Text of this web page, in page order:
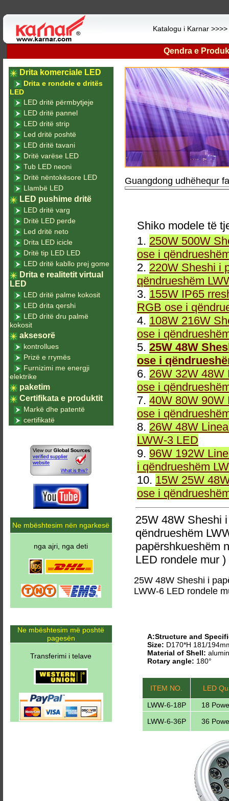
Katalogu i Karnar >>>>
Qendra e
Guangdong udhëhequr
Shiko modele të
1. 250W 500W
ose i
2. 220W Sheshi i
qëndrueshëm
3. 155W IP65
RGB ose i
4. 108W 216W
ose i
5. 25W 48W
ose i
6. 26W 32W 48W
ose i
7. 40W 80W 90W
ose i
8. 26W 48W
LWW-3 LED
9. 96W 192W
i qëndrueshëm
10. 15W 25W
ose i
25W 48W Sheshi
qëndrueshëm
papërshkueshëm
LED rondele mur )
25W 48W Sheshi i
LWW-6 LED rondele
A:Structure and
Size: D170*H 181/
Material of Shell:
Rotary angle: 180°
ITEM NO. LED
LWW-6-18P
18
LWW-6-36P
36
Drita komerciale LED
Drita e rondele e dritës
LED
LED dritë përmbytjeje
LED dritë pannel
LED dritë strip
Led dritë poshtë
LED dritë tavani
Dritë varëse LED
Tub LED neoni
Dritë nëntokësore LED
Llambë LED
LED pushime dritë
LED dritë varg
Dritë LED perde
Led dritë neto
Drita LED icicle
Dritë tip LED LED
LED dritë kabllo prej gome
Drita e realitetit virtual
LED
LED dritë palme kokosit
LED drita qershi
LED dritë dru palmë
kokosit
aksesorë
kontrollues
Prizë e rrymës
Furnizimi me energji
elektrike
paketim
Certifikata e produktit
Markë dhe patentë
certifikatë
Ne mbështesim nën ngarkesë
nga ajri, nga deti
Ne mbështesim më poshtë
pagesën
Transferimi i telave